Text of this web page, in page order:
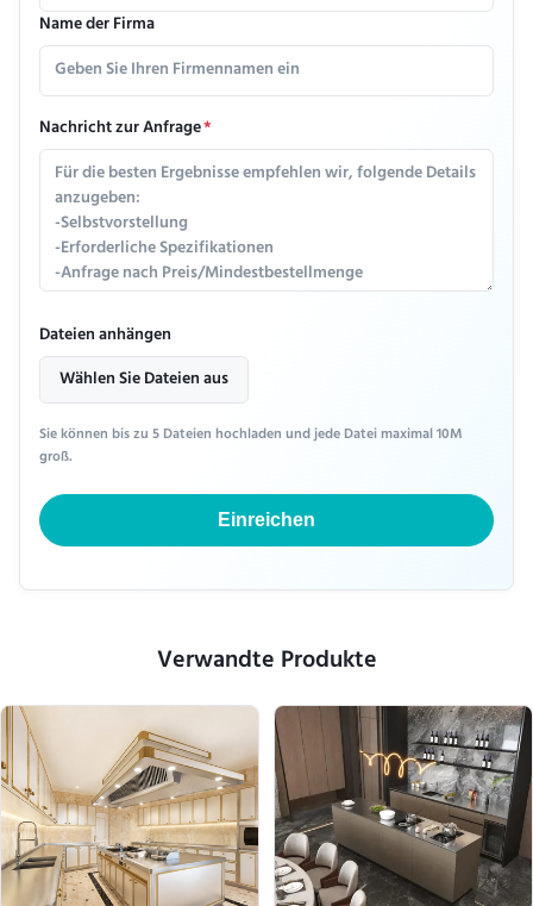
Name der Firma
Nachricht zur Anfrage*
Dateien anhängen
Wählen Sie Dateien aus
Sie können bis zu 5 Dateien hochladen und jede Datei maximal 10M
groß.
Einreichen
Verwandte Produkte